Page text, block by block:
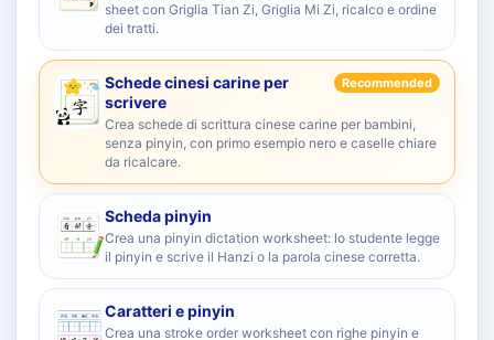
sheet con Griglia Tian Zi, Griglia Mi Zi, ricalco e ordine
dei tratti.
Schede cinesi carine per
scrivere
Recommended
Crea schede di scrittura cinese carine per bambini,
senza pinyin, con primo esempio nero e caselle chiare
da ricalcare.
Scheda pinyin
Crea una pinyin dictation worksheet: lo studente legge
il pinyin e scrive il Hanzi o la parola cinese corretta.
Caratteri e pinyin
Crea una stroke order worksheet con righe pinyin e